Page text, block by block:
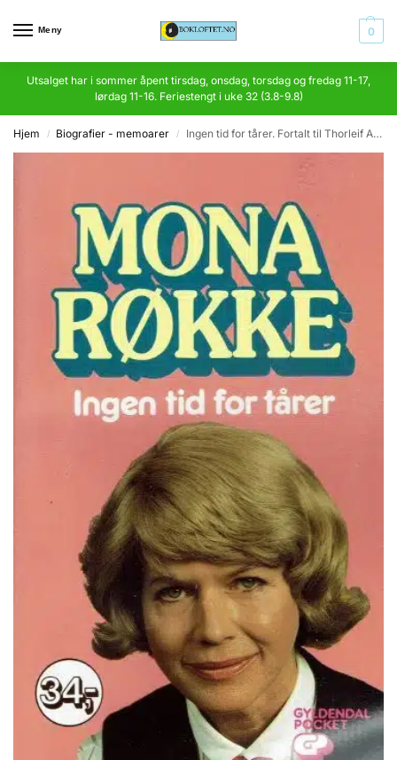
Meny 0
Utsalget har i sommer åpent tirsdag, onsdag, torsdag og fredag 11-17,
lørdag 11-16. Feriestengt i uke 32 (3.8-9.8)
Hjem / Biografier - memoarer / Ingen tid for tårer. Fortalt til Thorleif Andreassen